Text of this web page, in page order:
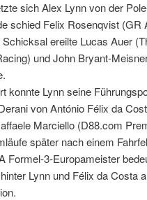
sich Alex Lynn von der
schied Felix Rosenqvist
ereilte Lucas Auer
und John Bryant-
konnte Lynn seine
von António Félix da
Marciello (D88.com
später nach einem
Formel-3-Europameister
Lynn und Félix da Costa